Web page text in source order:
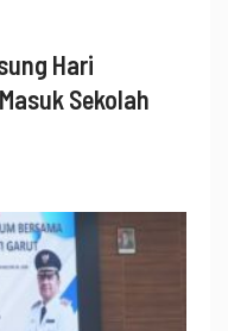
Hari
Sekolah